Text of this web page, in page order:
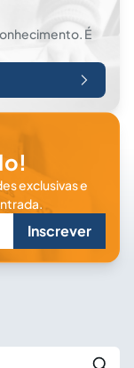
É
exclusivas e
Inscrever